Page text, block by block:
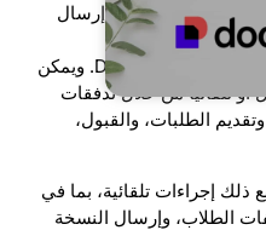
يمكّن هذا التكامل من إرسال
عبر الإنترنت إلى
المستخدمين النهائيين للتوقيع الإلكتروني عبر DocuSign. ويمكن
أو تلقائيًا من خلال تدفقات
الطلبات، والقبول،
ذلك إجراءات تلقائية، بما في
الطلاب، وإرسال النسخة